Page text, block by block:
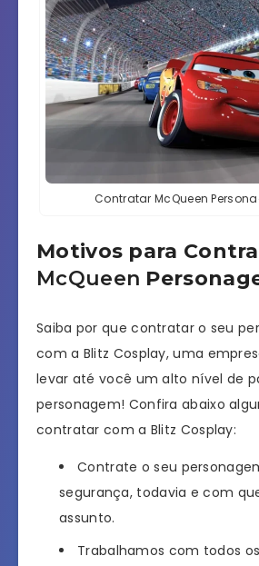
Contratar McQueen
Motivos para Con
McQueen
Saiba por que contratar o seu
com a Blitz Cosplay, uma
levar até você um alto nível de
personagem! Confira abaixo
contratar com a Blitz Cosplay:
Contrate o seu
segurança, todavia e com
assunto.
Trabalhamos com todos